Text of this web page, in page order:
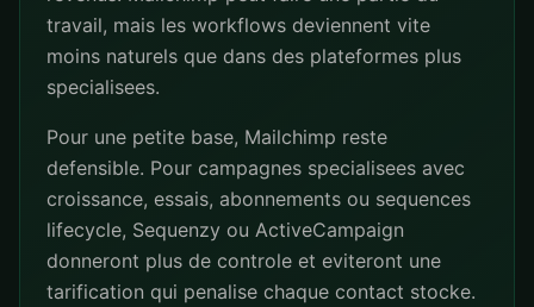
travail, mais les workflows deviennent vite
moins naturels que dans des plateformes plus
specialisees.
Pour une petite base, Mailchimp reste
defensible. Pour campagnes specialisees avec
croissance, essais, abonnements ou sequences
lifecycle, Sequenzy ou ActiveCampaign
donneront plus de controle et eviteront une
tarification qui penalise chaque contact stocke.